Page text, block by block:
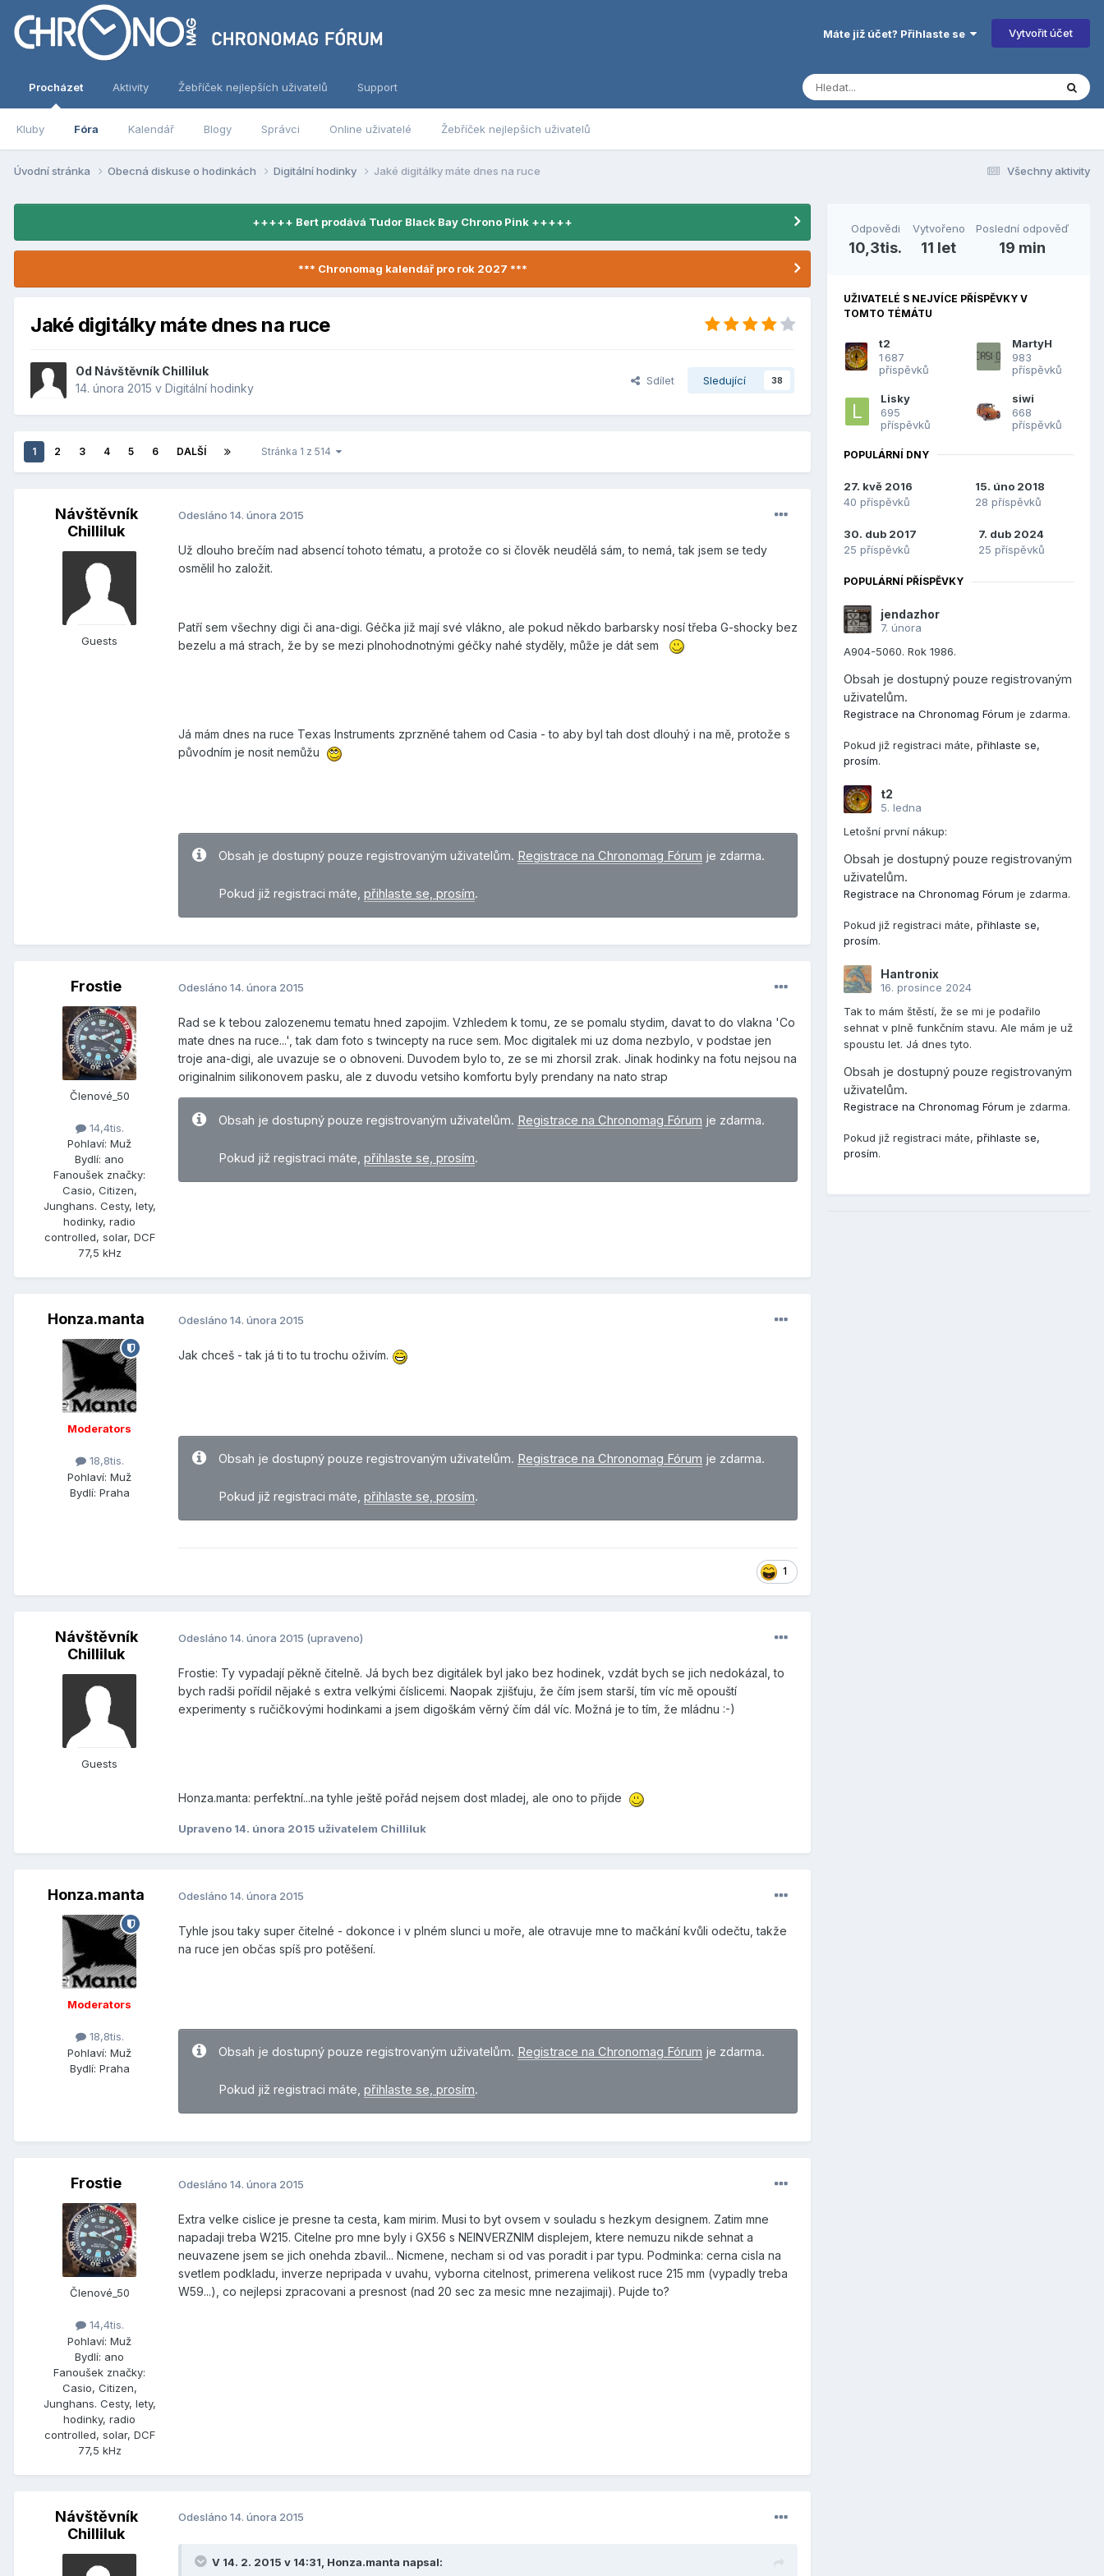
Máte již účet? Přihlaste se Vytvořit účet
Procházet
Kluby Fóra Kalendář Blogy Správci Online uživatelé Žebříček nejlepších uživatelů
Aktivity Žebříček nejlepších uživatelů Support
Všechny aktivity
Úvodní stránka Obecná diskuse o hodinkách Digitální hodinky Jaké digitálky máte dnes na ruce
+++++ Bert prodává Tudor Black Bay Chrono Pink +++++
*** Chronomag kalendář pro rok 2027 ***
Jaké digitálky máte dnes na ruce
Od Návštěvník Chilliluk
14. února 2015 v Digitální hodinky
Sdílet Sledující 38
1 2 3 4 5 6 DALŠÍ Stránka 1 z 514
Návštěvník
Chilliluk
Guests
Odesláno 14. února 2015
Už dlouho brečím nad absencí tohoto tématu, a protože co si člověk neudělá sám, to nemá, tak jsem se tedy
osmělil ho založit.
Patří sem všechny digi či ana-digi. Géčka již mají své vlákno, ale pokud někdo barbarsky nosí třeba G-shocky bez
bezelu a má strach, že by se mezi plnohodnotnými géčky nahé styděly, může je dát sem
Já mám dnes na ruce Texas Instruments zprzněné tahem od Casia - to aby byl tah dost dlouhý i na mě, protože s
původním je nosit nemůžu
Obsah je dostupný pouze registrovaným uživatelům. Registrace na Chronomag Fórum je zdarma.
Pokud již registraci máte, přihlaste se, prosím.
Frostie
Členové_50
14,4tis.
Pohlaví: Muž
Bydlí: ano
Fanoušek značky:
Casio, Citizen,
Junghans. Cesty, lety,
hodinky, radio
controlled, solar, DCF
77,5 kHz
Odesláno 14. února 2015
Rad se k tebou zalozenemu tematu hned zapojim. Vzhledem k tomu, ze se pomalu stydim, davat to do vlakna 'Co
mate dnes na ruce...', tak dam foto s twincepty na ruce sem. Moc digitalek mi uz doma nezbylo, v podstae jen
troje ana-digi, ale uvazuje se o obnoveni. Duvodem bylo to, ze se mi zhorsil zrak. Jinak hodinky na fotu nejsou na
originalnim silikonovem pasku, ale z duvodu vetsiho komfortu byly prendany na nato strap
Obsah je dostupný pouze registrovaným uživatelům. Registrace na Chronomag Fórum je zdarma.
Pokud již registraci máte, přihlaste se, prosím.
Honza.manta
Moderators
18,8tis.
Pohlaví: Muž
Bydlí: Praha
Odesláno 14. února 2015
Jak chceš - tak já ti to tu trochu oživím.
Obsah je dostupný pouze registrovaným uživatelům. Registrace na Chronomag Fórum je zdarma.
Pokud již registraci máte, přihlaste se, prosím.
1
Návštěvník
Chilliluk
Guests
Odesláno 14. února 2015 (upraveno)
Frostie: Ty vypadají pěkně čitelně. Já bych bez digitálek byl jako bez hodinek, vzdát bych se jich nedokázal, to
bych radši pořídil nějaké s extra velkými číslicemi. Naopak zjišťuju, že čím jsem starší, tím víc mě opouští
experimenty s ručičkovými hodinkami a jsem digoškám věrný čím dál víc. Možná je to tím, že mládnu :-)
Honza.manta: perfektní...na tyhle ještě pořád nejsem dost mladej, ale ono to přijde
Upraveno 14. února 2015 uživatelem Chilliluk
Honza.manta
Moderators
18,8tis.
Pohlaví: Muž
Bydlí: Praha
Odesláno 14. února 2015
Tyhle jsou taky super čitelné - dokonce i v plném slunci u moře, ale otravuje mne to mačkání kvůli odečtu, takže
na ruce jen občas spíš pro potěšení.
Obsah je dostupný pouze registrovaným uživatelům. Registrace na Chronomag Fórum je zdarma.
Pokud již registraci máte, přihlaste se, prosím.
Frostie
Členové_50
14,4tis.
Pohlaví: Muž
Bydlí: ano
Fanoušek značky:
Casio, Citizen,
Junghans. Cesty, lety,
hodinky, radio
controlled, solar, DCF
77,5 kHz
Odesláno 14. února 2015
Extra velke cislice je presne ta cesta, kam mirim. Musi to byt ovsem v souladu s hezkym designem. Zatim mne
napadaji treba W215. Citelne pro mne byly i GX56 s NEINVERZNIM displejem, ktere nemuzu nikde sehnat a
neuvazene jsem se jich onehda zbavil... Nicmene, necham si od vas poradit i par typu. Podminka: cerna cisla na
svetlem podkladu, inverze nepripada v uvahu, vyborna citelnost, primerena velikost ruce 215 mm (vypadly treba
W59...), co nejlepsi zpracovani a presnost (nad 20 sec za mesic mne nezajimaji). Pujde to?
Návštěvník
Chilliluk
Odesláno 14. února 2015
V 14. 2. 2015 v 14:31, Honza.manta napsal:
Odpovědi
10,3tis.
Vytvořeno
11 let
Poslední odpověď
19 min
UŽIVATELÉ S NEJVÍCE PŘÍSPĚVKY V
TOMTO TÉMÁTU
t2
1 687
příspěvků
MartyH
983
příspěvků
Lisky
695
příspěvků
siwi
668
příspěvků
POPULÁRNÍ DNY
27. kvě 2016
40 příspěvků
15. úno 2018
28 příspěvků
30. dub 2017
25 příspěvků
7. dub 2024
25 příspěvků
POPULÁRNÍ PŘÍSPĚVKY
jendazhor
7. února
A904-5060. Rok 1986.
Obsah je dostupný pouze registrovaným
uživatelům.
Registrace na Chronomag Fórum je zdarma.
Pokud již registraci máte, přihlaste se,
prosím.
t2
5. ledna
Letošní první nákup:
Obsah je dostupný pouze registrovaným
uživatelům.
Registrace na Chronomag Fórum je zdarma.
Pokud již registraci máte, přihlaste se,
prosím.
Hantronix
16. prosince 2024
Tak to mám štěstí, že se mi je podařilo
sehnat v plně funkčním stavu. Ale mám je už
spoustu let. Já dnes tyto.
Obsah je dostupný pouze registrovaným
uživatelům.
Registrace na Chronomag Fórum je zdarma.
Pokud již registraci máte, přihlaste se,
prosím.